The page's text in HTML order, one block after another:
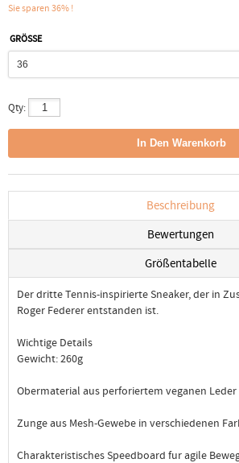
Sie sparen 36% !
GRÖSSE
Qty:
Beschreibung
Bewertungen
Größentabelle
Der dritte Tennis-inspirierte Sneaker, der in
Roger Federer entstanden ist.
Wichtige Details
Gewicht: 260g
Obermaterial aus perforiertem veganen Leder
Zunge aus Mesh-Gewebe in verschiedenen
Charakteristisches Speedboard fur agile